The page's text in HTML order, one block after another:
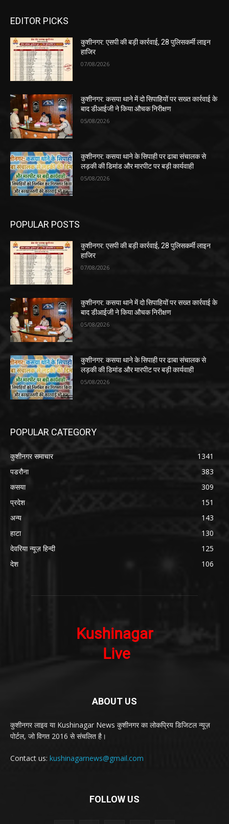
EDITOR PICKS
कुशीनगर: एसपी की बड़ी कार्रवाई, 28 पुलिसकर्मी लाइन
हाजिर
07/08/2026
कुशीनगर: कसया थाने में दो सिपाहियों पर सख्त कार्रवाई के
बाद डीआईजी ने किया औचक निरीक्षण
05/08/2026
कुशीनगर: कसया थाने के सिपाही पर ढाबा संचालक से
लड़की की डिमांड और मारपीट पर बड़ी कार्यवाही
05/08/2026
POPULAR POSTS
कुशीनगर: एसपी की बड़ी कार्रवाई, 28 पुलिसकर्मी लाइन
हाजिर
07/08/2026
कुशीनगर: कसया थाने में दो सिपाहियों पर सख्त कार्रवाई के
बाद डीआईजी ने किया औचक निरीक्षण
05/08/2026
कुशीनगर: कसया थाने के सिपाही पर ढाबा संचालक से
लड़की की डिमांड और मारपीट पर बड़ी कार्यवाही
05/08/2026
POPULAR CATEGORY
कुशीनगर समाचार
1341
पडरौना
383
कसया
309
प्रदेश
151
अन्य
143
हाटा
130
देवरिया न्यूज़ हिन्दी
125
देश
106
ABOUT US
कुशीनगर लाइव या Kushinagar News कुशीनगर का लोकप्रिय डिजिटल न्यूज़
पोर्टल, जो विगत 2016 से संचलित है।
Contact us: kushinagarnews@gmail.com
FOLLOW US